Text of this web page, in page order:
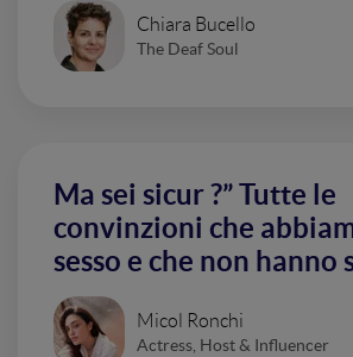
Chiara Bucello
The Deaf Soul
Ma sei sicur ?” Tutte le
convinzioni che
sesso e che non hanno
Micol Ronchi
Actress, Host & Influencer